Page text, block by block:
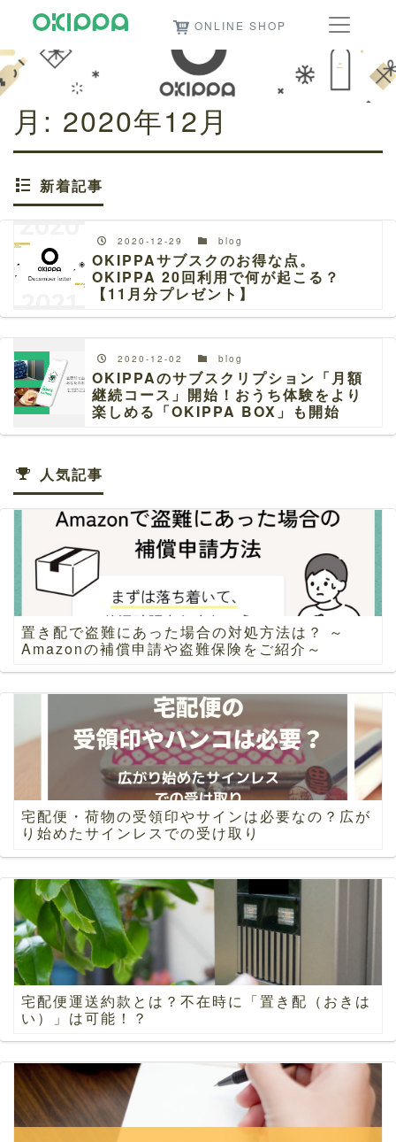
ONLINE SHOP
月: 2020年12月
新着記事
2020-12-29 blog
OKIPPAサブスクのお得な点。
OKIPPA 20回利用で何が起こる？
【11月分プレゼント】
2020-12-02 blog
OKIPPAのサブスクリプション「月額
継続コース」開始！おうち体験をより
楽しめる「OKIPPA BOX」も開始
人気記事
置き配で盗難にあった場合の対処方法は？ ～
Amazonの補償申請や盗難保険をご紹介～
宅配便・荷物の受領印やサインは必要なの？広が
り始めたサインレスでの受け取り
宅配便運送約款とは？不在時に「置き配（おきは
い）」は可能！？